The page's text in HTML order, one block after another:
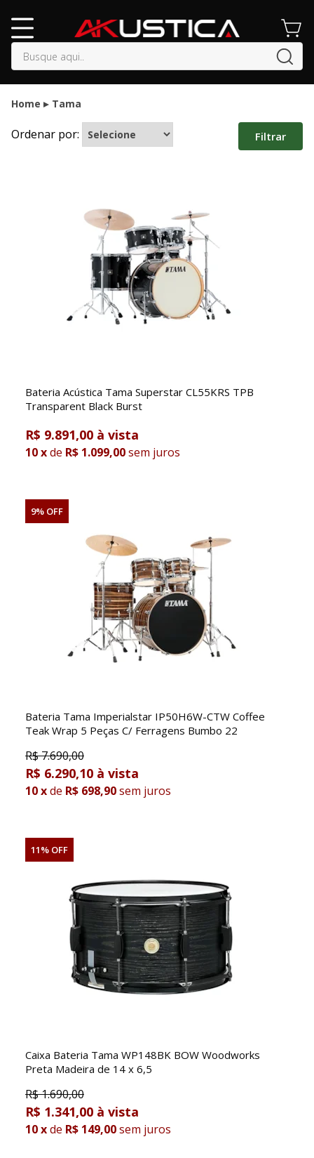
buscar
Home Tama
Ordenar por: Filtrar
Bateria Acústica Tama Superstar CL55KRS TPB
Transparent Black Burst
R$ 9.891,00
10xde R$ 1.099,00sem juros
9% OFF
Bateria Tama Imperialstar IP50H6W-CTW Coffee
Teak Wrap 5 Peças C/ Ferragens Bumbo 22
R$7.690,00
R$ 6.290,10
10xde R$ 698,90sem juros
11% OFF
Caixa Bateria Tama WP148BK BOW Woodworks
Preta Madeira de 14 x 6,5
R$1.690,00
R$ 1.341,00
10xde R$ 149,00sem juros